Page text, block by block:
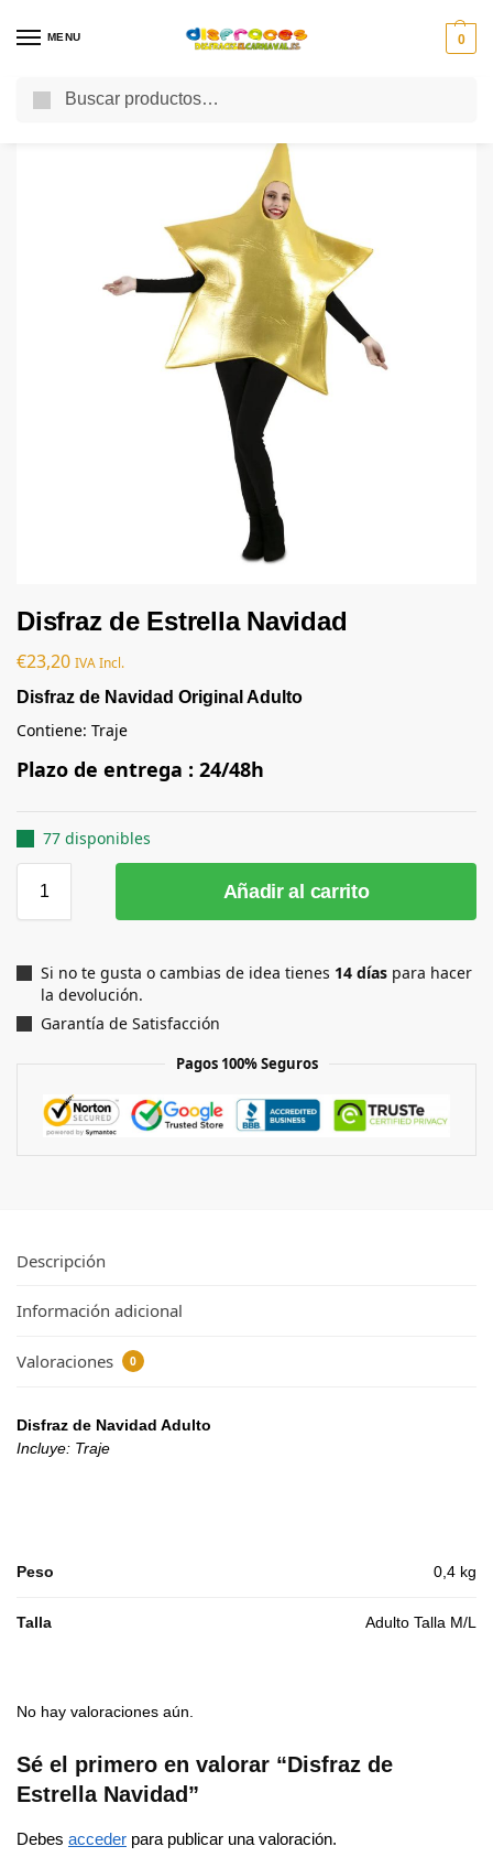
MENU 0
Disfraces / Disfraces Adulto
Disfraz de Estrella Navidad
€23,20 IVA Incl.
Disfraz de Navidad Original Adulto
Contiene: Traje
Plazo de entrega : 24/48h
77 disponibles
Añadir al carrito
Si no te gusta o cambias de idea tienes 14 días para hacer
la devolución.
Garantía de Satisfacción
Pagos 100% Seguros
Descripción
Información adicional
Valoraciones 0
Disfraz de Navidad Adulto
Incluye: Traje
Peso 0,4 kg
Talla Adulto Talla M/L
No hay valoraciones aún.
Sé el primero en valorar “Disfraz de
Estrella Navidad”
Debes acceder para publicar una valoración.